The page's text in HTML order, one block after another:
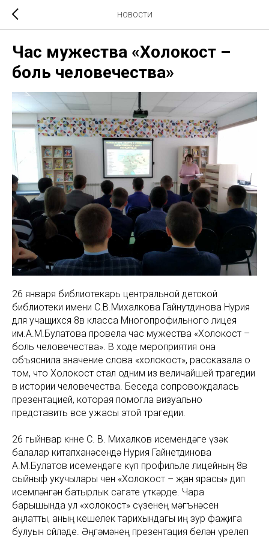
НОВОСТИ
Час мужества «Холокост –
боль человечества»
26 января библиотекарь центральной детской
библиотеки имени С.В.Михалкова Гайнутдинова Нурия
для учащихся 8в класса Многопрофильного лицея
им.А.М.Булатова провела час мужества «Холокост –
боль человечества». В ходе мероприятия она
объяснила значение слова «холокост», рассказала о
том, что Холокост стал одним из величайшей трагедии
в истории человечества. Беседа сопровождалась
презентацией, которая помогла визуально
представить все ужасы этой трагедии.
26 гыйнвар көнне С. В. Михалков исемендәге үзәк
балалар китапханәсендә Нурия Гайнетдинова
А.М.Булатов исемендәге күп профильле лицейның 8в
сыйныф укучылары өчен «Холокост – җан ярасы» дип
исемләнгән батырлык сәгате үткәрде. Чара
барышында ул «холокост» сүзенең мәгънәсен
аңлатты, аның кешелек тарихындагы иң зур фаҗига
булуын сөйләде. Әңгәмәнең презентация белән үрелеп